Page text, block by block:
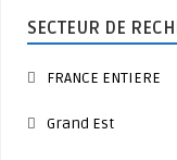
SECTEUR DE
FRANCE ENTIERE
Grand Est